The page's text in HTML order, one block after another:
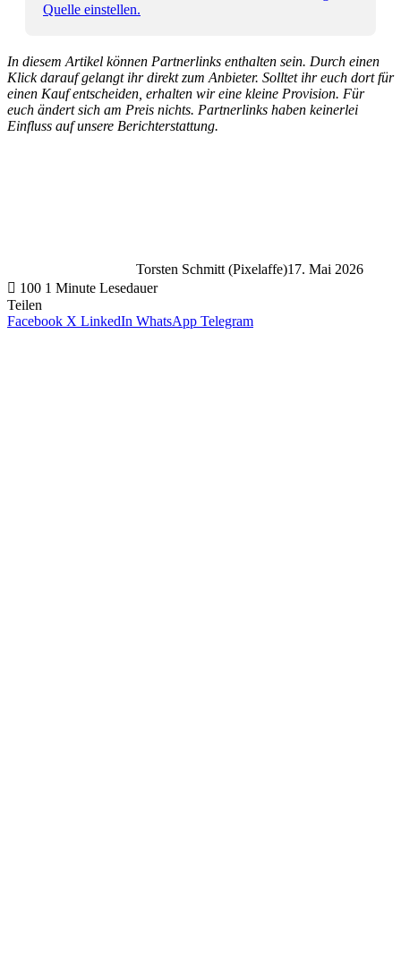
Quelle einstellen.
In diesem Artikel können Partnerlinks enthalten sein. Durch einen
Klick darauf gelangt ihr direkt zum Anbieter. Solltet ihr euch dort für
einen Kauf entscheiden, erhalten wir eine kleine Provision. Für
euch ändert sich am Preis nichts. Partnerlinks haben keinerlei
Einfluss auf unsere Berichterstattung.
Torsten Schmitt (Pixelaffe)17. Mai 2026
100 1 Minute Lesedauer
Teilen
Facebook X LinkedIn WhatsApp Telegram